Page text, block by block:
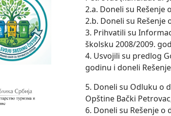
2.a. Doneli su
2.b. Doneli su
3. Prihvatili su
školsku 2008/2009.
4. Usvojili su predlog
godinu i doneli
5. Doneli su Odluku o
Opštine Bački
6. Doneli su Rešenje